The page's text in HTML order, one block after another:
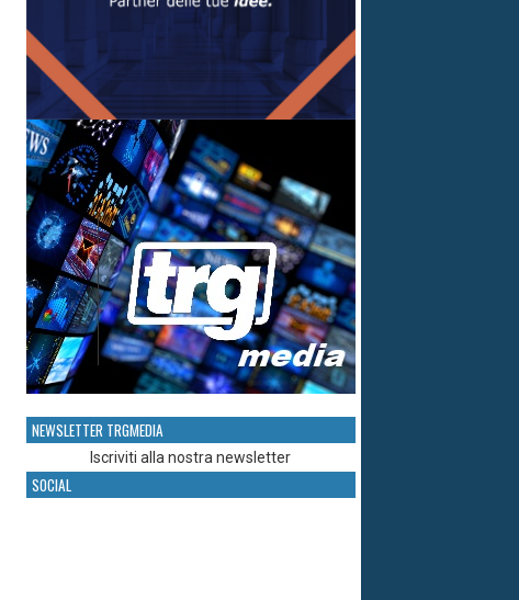
NEWSLETTER TRGMEDIA
Iscriviti alla nostra newsletter
SOCIAL